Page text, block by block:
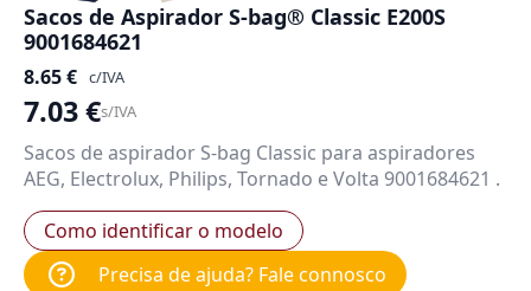
Sacos de Aspirador S-bag® Classic E200S
9001684621
8.65€ c/IVA
7.03€s/IVA
Sacos de aspirador S-bag Classic para aspiradores
AEG, Electrolux, Philips, Tornado e Volta 9001684621 .
Como identificar o modelo
Precisa de ajuda? Fale connosco